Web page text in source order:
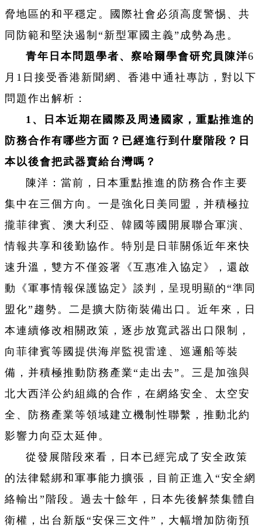
脅地區的和平穩定。國際社會必須高度警惕、共
同防範和堅決遏制“新型軍國主義”成勢為患。
青年日本問題學者、察哈爾學會研究員陳洋6
月1日接受香港新聞網、香港中通社專訪，對以下
問題作出解析：
1、日本近期在國際及周邊國家，重點推進的
防務合作有哪些方面？已經進行到什麼階段？日
本以後會把武器賣給台灣嗎？
陳洋：當前，日本重點推進的防務合作主要
集中在三個方向。一是強化日美同盟，并積極拉
攏菲律賓、澳大利亞、韓國等國開展聯合軍演、
情報共享和後勤協作。特別是日菲關係近年來快
速升溫，雙方不僅簽署《互惠准入協定》，還啟
動《軍事情報保護協定》談判，呈現明顯的“準同
盟化”趨勢。二是擴大防衛裝備出口。近年來，日
本連續修改相關政策，逐步放寬武器出口限制，
向菲律賓等國提供海岸監視雷達、巡邏船等裝
備，并積極推動防務產業“走出去”。三是加強與
北大西洋公約組織的合作，在網絡安全、太空安
全、防務產業等領域建立機制性聯繫，推動北約
影響力向亞太延伸。
從發展階段來看，日本已經完成了安全政策
的法律鬆綁和軍事能力擴張，目前正進入“安全網
絡輸出”階段。過去十餘年，日本先後解禁集體自
衛權，出台新版“安保三文件”，大幅增加防衛預